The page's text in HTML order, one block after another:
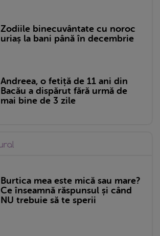
Zodiile binecuvântate cu noroc
uriaș la bani până în decembrie
Andreea, o fetiță de 11 ani din
Bacău a dispărut fără urmă de
mai bine de 3 zile
Burtica mea este mică sau mare?
Ce înseamnă răspunsul și când
NU trebuie să te sperii